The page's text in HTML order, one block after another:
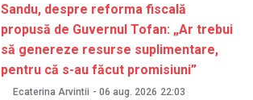
Sandu, despre reforma fiscală
propusă de Guvernul Tofan: „Ar trebui
să genereze resurse suplimentare,
pentru că s-au făcut promisiuni”
Ecaterina Arvintii - 06 aug. 2026 22:03